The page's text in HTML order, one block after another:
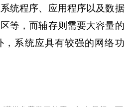
统程序、应用程序以及数据
等，而辅存则需要大容量的
，系统应具有较强的网络功